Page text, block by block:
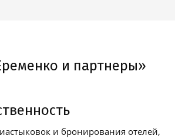
и партнеры»
и бронирования отелей,